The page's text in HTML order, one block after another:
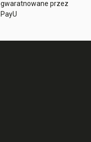
gwaratnowane przez
PayU